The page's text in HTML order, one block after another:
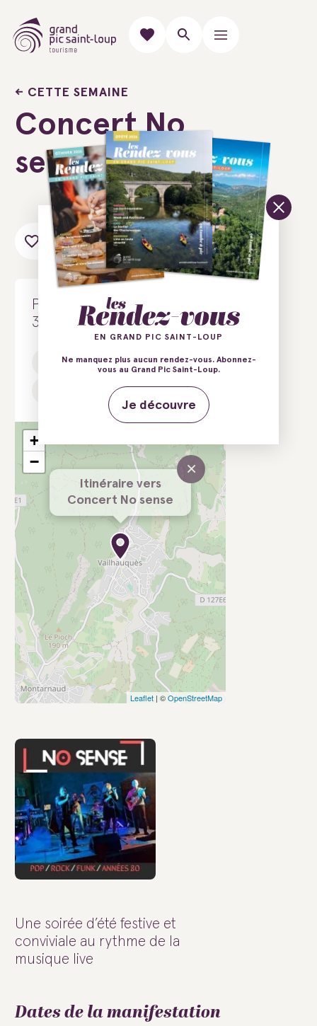
CETTE SEMAINE
Concert No
sense
Ajouter au carnet de voyage
Place le Salet
34570 Vailhauquès
E-mail Tél.
Itinéraire vers
Concert No sense
×
+
−
Leaflet | ©OpenStreetMap
Une soirée d’été festive et
conviviale au rythme de la
musique live
Dates de la manifestation
EN GRAND PIC SAINT-LOUP
Ne manquez plus aucun rendez-vous. Abonnez-
vous au Grand Pic Saint-Loup.
Je découvre